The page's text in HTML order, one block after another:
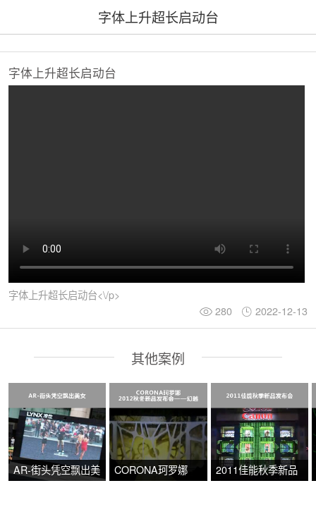
字体上升超长启动台
字体上升超长启动台
字体上升超长启动台<\/p>
280
2022-12-13
其他案例
AR-街头凭空飘出美
CORONA珂罗娜
2011佳能秋季新品